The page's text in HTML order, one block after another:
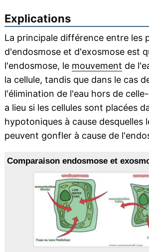
Explications
La principale différence entre les
d'endosmose et d'exosmose est
l'endosmose, le mouvement de
la cellule, tandis que dans le cas
l'élimination de l'eau hors de
a lieu si les cellules sont placées
hypotoniques à cause desquelles
peuvent gonfler à cause de
Comparaison endosmose et